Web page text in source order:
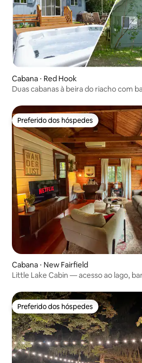
Cabana ⋅ Red Hook
Duas cabanas à beira do riacho com
Preferido dos hóspedes
Preferido dos hóspedes
Cabana ⋅ New Fairfield
Little Lake Cabin — acesso ao lago,
Preferido dos hóspedes
Preferido dos hóspedes